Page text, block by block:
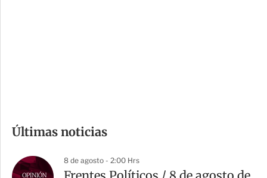
p
a
r
Últimas noticias
8 de agosto - 2:00 Hrs